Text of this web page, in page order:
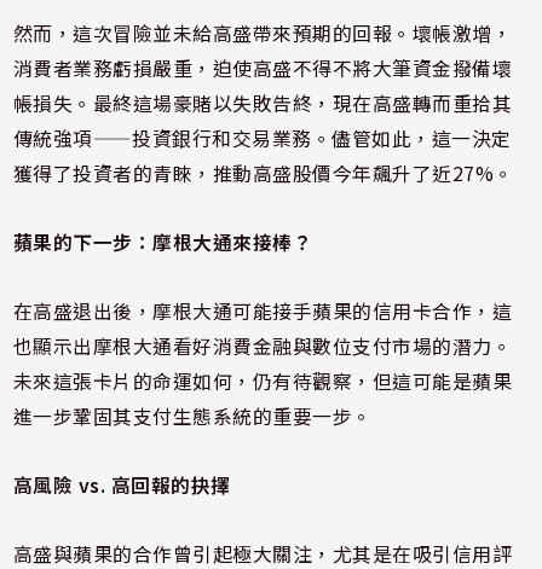
然而，這次冒險並未給高盛帶來預期的回報。壞帳激增，
消費者業務虧損嚴重，迫使高盛不得不將大筆資金撥備壞
帳損失。最終這場豪賭以失敗告終，現在高盛轉而重拾其
傳統強項——投資銀行和交易業務。儘管如此，這一決定
獲得了投資者的青睞，推動高盛股價今年飆升了近27%。
蘋果的下一步：摩根大通來接棒？
在高盛退出後，摩根大通可能接手蘋果的信用卡合作，這
也顯示出摩根大通看好消費金融與數位支付市場的潛力。
未來這張卡片的命運如何，仍有待觀察，但這可能是蘋果
進一步鞏固其支付生態系統的重要一步。
高風險 vs. 高回報的抉擇
高盛與蘋果的合作曾引起極大關注，尤其是在吸引信用評